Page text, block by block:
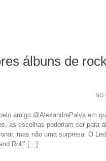
álbuns de
NO
amigo @AlexandrePaiva em
as escolhas poderiam ser para
mas não uma surpresa. O
Roll" […]